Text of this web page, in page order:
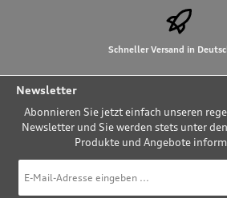
Schneller Versand in
Newsletter
Abonnieren Sie jetzt einfach unseren
Newsletter und Sie werden stets unter
Produkte und Angebote
Mail-
Adresse